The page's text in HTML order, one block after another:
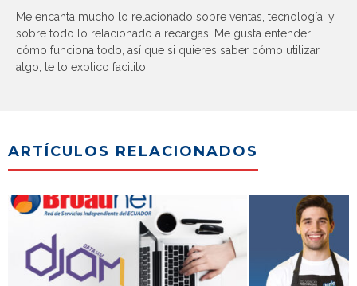
Me encanta mucho lo relacionado sobre ventas, tecnología, y
sobre todo lo relacionado a recargas. Me gusta entender
cómo funciona todo, así que si quieres saber cómo utilizar
algo, te lo explico facilito.
ARTÍCULOS RELACIONADOS